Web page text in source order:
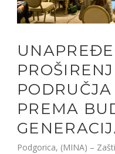
PREMA
Podgorica, (MINA) –